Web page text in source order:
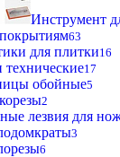
Инструмент
63
для плитки16
17
обойные5
2
лезвия для
3
6